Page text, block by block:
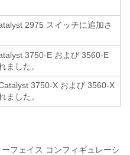
2975 スイッチに追加さ
3750-E および 3560-E
ました。
3750-X および 3560-X
ました。
ーフェイス コンフィギュレーシ